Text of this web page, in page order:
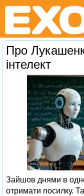
Про
інтелект
Зайшов днями в
отримати посилку.